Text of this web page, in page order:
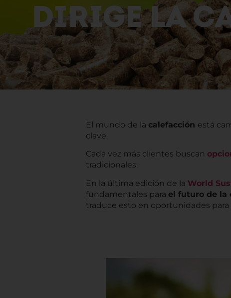
DIRIGE LA
El mundo de la calefacción está
clave.
Cada vez más clientes buscan
tradicionales.
En la última edición de la World
fundamentales para el futuro de la
traduce esto en oportunidades